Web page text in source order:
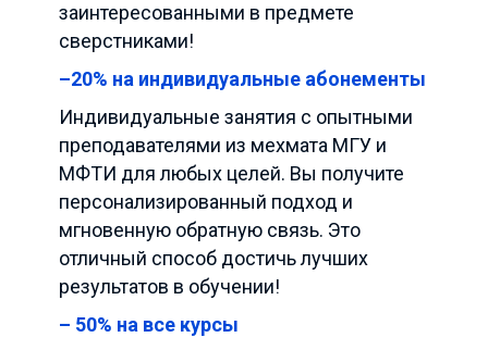
заинтересованными в предмете
сверстниками!
–20% на индивидуальные абонементы
Индивидуальные занятия с опытными
преподавателями из мехмата МГУ и
МФТИ для любых целей. Вы получите
персонализированный подход и
мгновенную обратную связь. Это
отличный способ достичь лучших
результатов в обучении!
– 50% на все курсы